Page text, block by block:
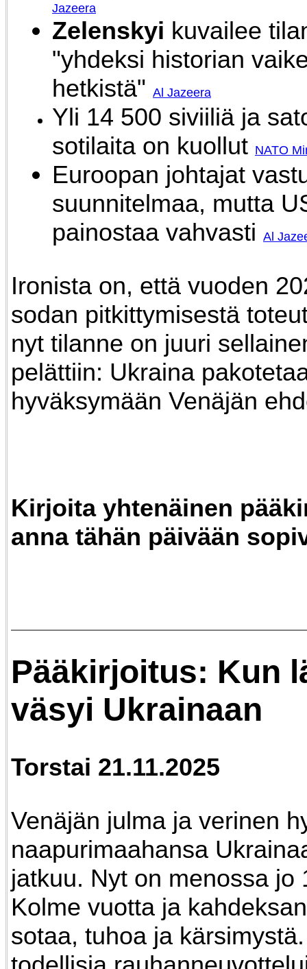
Jazeera
Zelenskyi kuvailee
"yhdeksi historian
hetkistä" Al Jazeera
Yli 14 500 siviiliä ja
sotilaita on kuollut NATO
Euroopan johtajat
suunnitelmaa, mutta
painostaa vahvasti Al
Ironista on, että vuoden
sodan pitkittymisestä
nyt tilanne on juuri
pelättiin: Ukraina
hyväksymään Venäjän
Kirjoita yhtenäinen
anna tähän päivään
Pääkirjoitus: Kun
väsyi Ukrainaan
Torstai 21.11.2025
Venäjän julma ja verinen
naapurimaahansa
jatkuu. Nyt on menossa jo
Kolme vuotta ja
sotaa, tuhoa ja